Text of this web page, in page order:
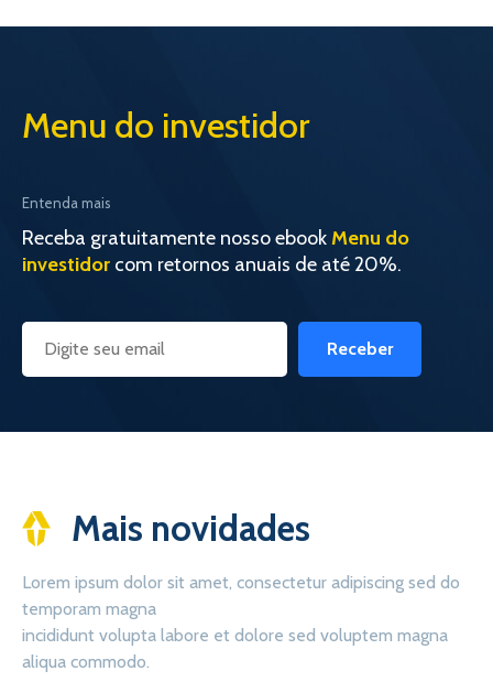
Menu do investidor
Entenda mais
Receba gratuitamente nosso ebookMenu do
investidor com retornos anuais de até 20%.
Receber
Mais novidades
Lorem ipsum dolor sit amet, consectetur adipiscing sed do
temporam magna
incididunt volupta labore et dolore sed voluptem magna
aliqua commodo.